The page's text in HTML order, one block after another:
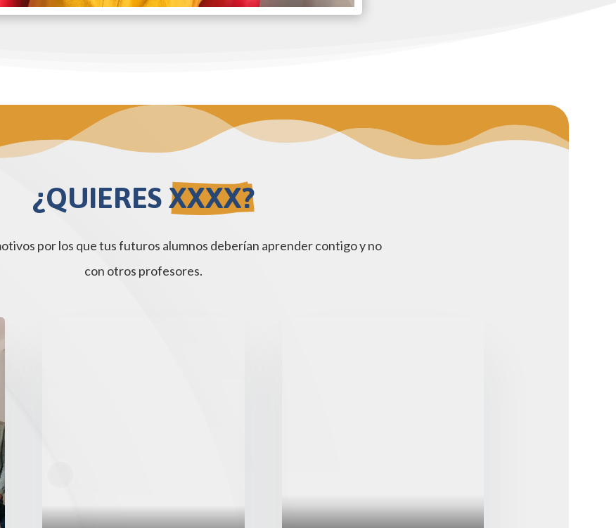
¿QUIERES XXXX?
por los que tus futuros alumnos deberían aprender contigo y no
con otros profesores.